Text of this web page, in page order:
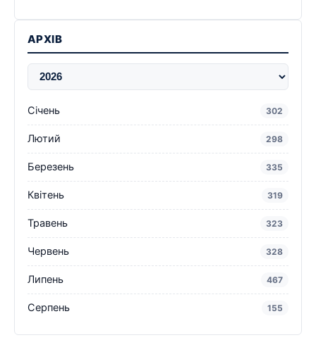
АРХІВ
Січень 302
Лютий 298
Березень 335
Квітень 319
Травень 323
Червень 328
Липень 467
Серпень 155